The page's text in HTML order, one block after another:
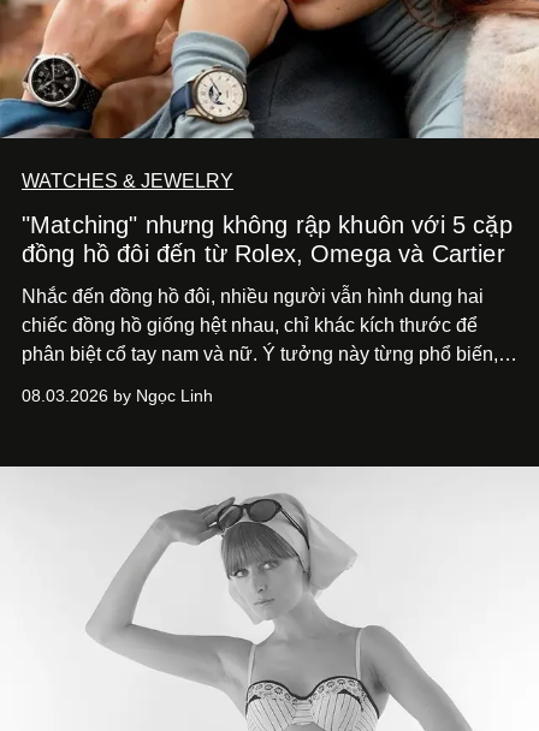
WATCHES & JEWELRY
"Matching" nhưng không rập khuôn với 5 cặp
đồng hồ đôi đến từ Rolex, Omega và Cartier
Nhắc đến đồng hồ đôi, nhiều người vẫn hình dung hai
chiếc đồng hồ giống hệt nhau, chỉ khác kích thước để
phân biệt cổ tay nam và nữ. Ý tưởng này từng phổ biến,
mải miết tìm kiếm sự đồng nhất tuyệt đối. Họ để những
đường nét, tỷ lệ và bảng màu nối liền hai thiết kế, dù mỗi
phiên bản vẫn mang linh hồn riêng.
08.03.2026 by Ngọc Linh